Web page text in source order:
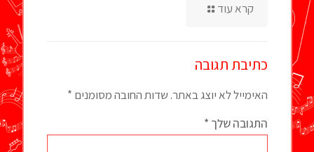
קרא עוד
כתיבת תגובה
האימייל לא יוצג באתר. שדות החובה מסומנים *
התגובה שלך *